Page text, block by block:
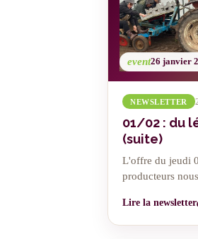
event26 janvier
NEWSLETTER
01/02 : du
(suite)
L'offre du jeudi
producteurs
Lire la newsletter